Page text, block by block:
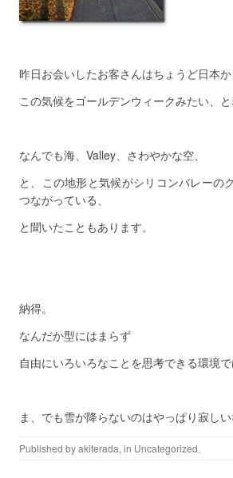
昨日お会いしたお客さんはちょうど日本
この気候をゴールデンウィークみたい、と
なんでも海、Valley、さわやかな空、
と、この地形と気候がシリコンバレーの
つながっている、
と聞いたこともあります。
納得。
なんだか型にはまらず
自由にいろいろなことを思考できる環境で
ま、でも雪が降らないのはやっぱり寂しい
Published byakiterada, in Uncategorized.